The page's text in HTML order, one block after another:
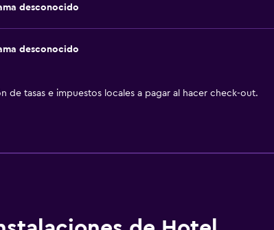
desconocido
desconocido
de tasas e impuestos locales a pagar al hacer check-out.